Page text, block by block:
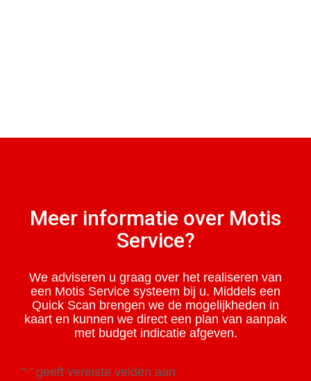
Meer informatie over Motis
Service?
We adviseren u graag over het realiseren van
een Motis Service systeem bij u. Middels een
Quick Scan brengen we de mogelijkheden in
kaart en kunnen we direct een plan van aanpak
met budget indicatie afgeven.
"*" geeft vereiste velden aan